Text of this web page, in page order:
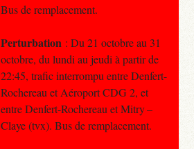
Bus de remplacement.
Perturbation : Du 21 octobre au 31
octobre, du lundi au jeudi à partir de
22:45, trafic interrompu entre Denfert-
Rochereau et Aéroport CDG 2, et
entre Denfert-Rochereau et Mitry –
Claye (tvx). Bus de remplacement.